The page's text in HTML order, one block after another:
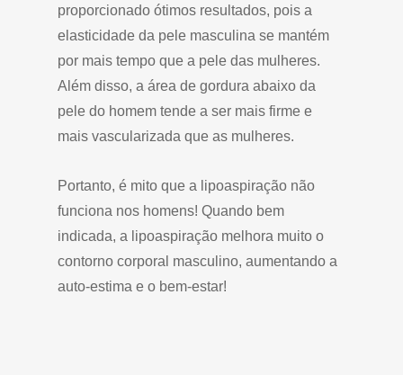
proporcionado ótimos resultados, pois a
elasticidade da pele masculina se mantém
por mais tempo que a pele das mulheres.
Além disso, a área de gordura abaixo da
pele do homem tende a ser mais firme e
mais vascularizada que as mulheres.
Portanto, é mito que a lipoaspiração não
funciona nos homens! Quando bem
indicada, a lipoaspiração melhora muito o
contorno corporal masculino, aumentando a
auto-estima e o bem-estar!